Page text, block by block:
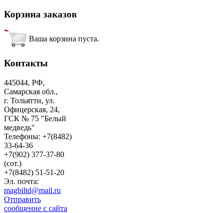
Корзина заказов
Ваша корзина пуста.
Контакты
445044, РФ,
Самарская обл.,
г. Тольятти, ул.
Офицерская, 24,
ГСК № 75 "Белый
медведь"
Телефоны: +7(8482)
33-64-36
+7(902) 377-37-80
(сот.)
+7(8482) 51-51-20
Эл. почта:
magbiltd@mail.ru
Отправить
сообщение с сайта